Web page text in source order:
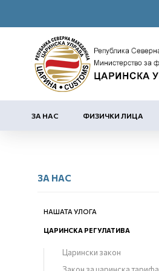
ЗА НАС ФИЗИЧКИ ЛИЦА
ЗА НАС
НАШАТА УЛОГА
ЦАРИНСКА РЕГУЛАТИВА
Царински закон